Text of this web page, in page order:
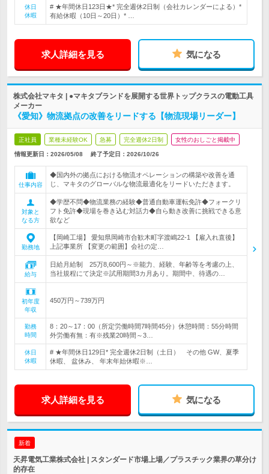
休日
休暇
# ★年間休日123日★* 完全週休2日制（会社カレンダーによる）*
有給休暇（10日～20日）* …
求人詳細を見る 気になる
株式会社マキタ | ●マキタブランドを展開する世界トップクラスの電動工具
メーカー
《愛知》物流拠点の改善をリードする【物流現場リーダー】
正社員 業種未経験OK 急募 完全週休2日制 女性のおしごと掲載中
情報更新日：2026/05/08 終了予定日： 2026/10/26
仕事内容
◆国内外の拠点における物流オペレーションの構築や改善を通
じ、マキタのグローバルな物流最適化をリードいただきます。
対象と
なる方
◆学歴不問◆物流業務の経験◆普通自動車運転免許◆フォークリ
フト免許◆現場を巻き込む対話力◆自ら動き改善に挑戦できる意
欲など
勤務地
【岡崎工場】 愛知県岡崎市合歓木町字渡嶋22-1 【雇入れ直後】
上記事業所 【変更の範囲】会社の定…
給与
日給月給制 25万8,600円～※能力、経験、年齢等を考慮の上、
当社規程にて決定※試用期間3カ月あり。期間中、待遇の…
初年度
年収
450万円～739万円
勤務
時間
8：20～17：00（所定労働時間7時間45分）休憩時間：55分時間
外労働有無：有※残業20時間～3…
休日
休暇
# ★年間休日129日* 完全週休2日制（土日） その他 GW、夏季
休暇、 盆休み、 年末年始休暇※…
求人詳細を見る 気になる
新着
天昇電気工業株式会社 | スタンダード市場上場／プラスチック業界の草分け
的存在